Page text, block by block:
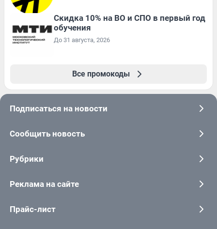
Скидка 10% на ВО и СПО в первый год
обучения
До 31 августа, 2026
Все промокоды
Подписаться на новости
Сообщить новость
Рубрики
Реклама на сайте
Прайс-лист